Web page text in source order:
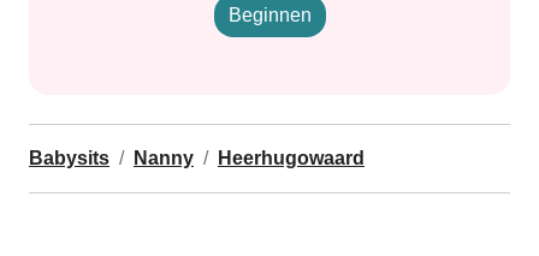
Beginnen
Babysits Nanny Heerhugowaard